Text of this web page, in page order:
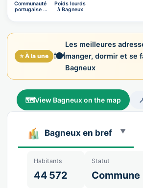
Communauté
portugaise à
Poids lourds
à Bagneux
⭐ À la une 🍽️
Les meilleures
manger, dormir et se
Bagneux
🗺️View Bagneux on the map
Bagneux en bref
Habitants
44 572
Statut
Commune